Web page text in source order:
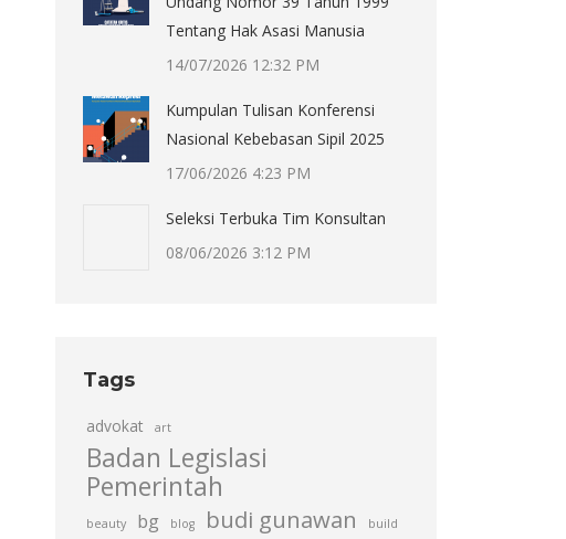
Tentang Hak Asasi Manusia
14/07/2026 12:32 PM
Kumpulan Tulisan Konferensi
Nasional Kebebasan Sipil 2025
17/06/2026 4:23 PM
Seleksi Terbuka Tim Konsultan
08/06/2026 3:12 PM
Tags
advokat art
Badan Legislasi
Pemerintah
beauty bg blog budi gunawan build